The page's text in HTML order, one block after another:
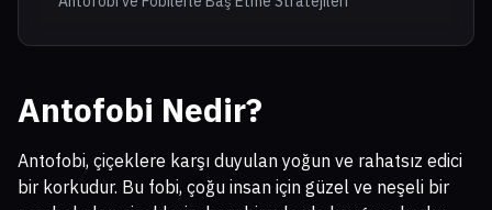
Antofobi Nedir?
Antofobi, çiçeklere karşı duyulan yoğun ve rahatsız edici
bir korkudur. Bu fobi, çoğu insan için güzel ve neşeli bir